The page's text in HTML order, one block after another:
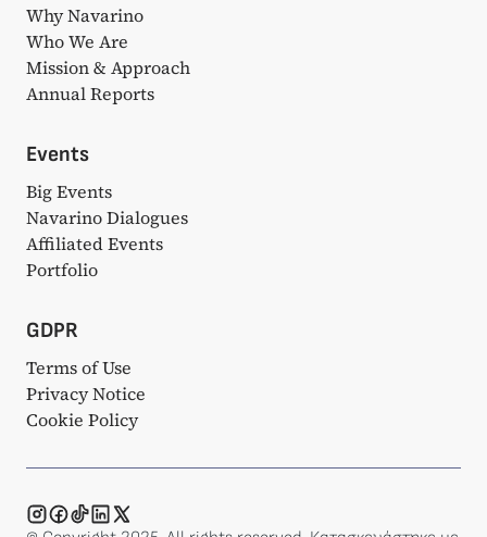
Why Navarino
Who We Are
Mission & Approach
Annual Reports
Events
Big Events
Navarino Dialogues
Affiliated Events
Portfolio
GDPR
Terms of Use
Privacy Notice
Cookie Policy